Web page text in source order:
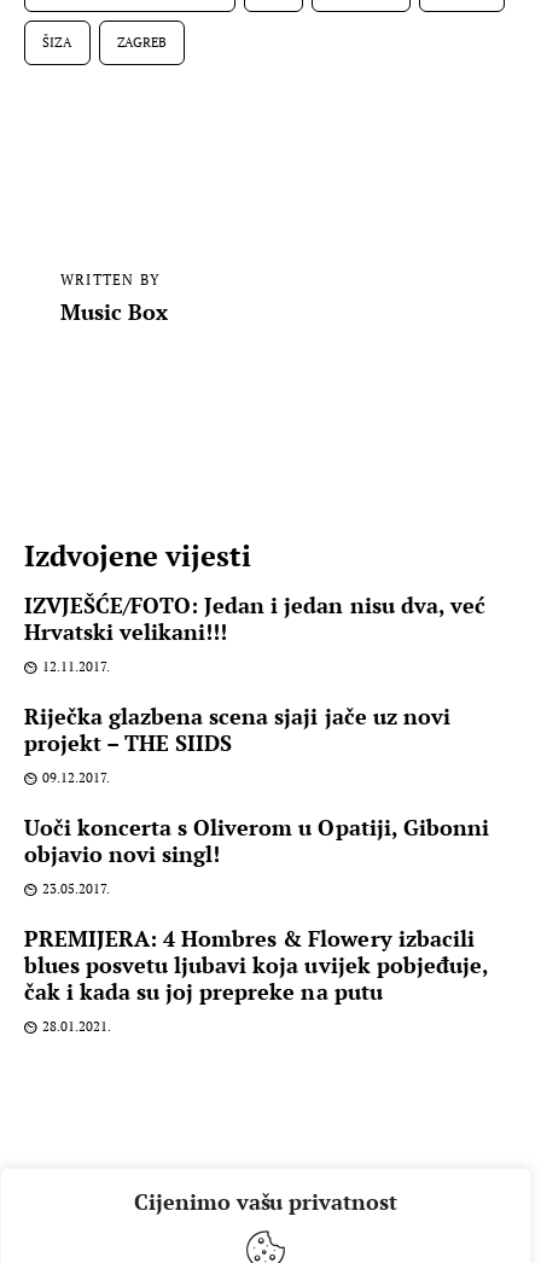
Cijenimo vašu privatnost
ŠIZA ZAGREB
WRITTEN BY
Music Box
Izdvojene vijesti
IZVJEŠĆE/FOTO: Jedan i jedan nisu dva, već
Hrvatski velikani!!!
12.11.2017.
Riječka glazbena scena sjaji jače uz novi
projekt – THE SIIDS
09.12.2017.
Uoči koncerta s Oliverom u Opatiji, Gibonni
objavio novi singl!
23.05.2017.
PREMIJERA: 4 Hombres & Flowery izbacili
blues posvetu ljubavi koja uvijek pobjeđuje,
čak i kada su joj prepreke na putu
28.01.2021.